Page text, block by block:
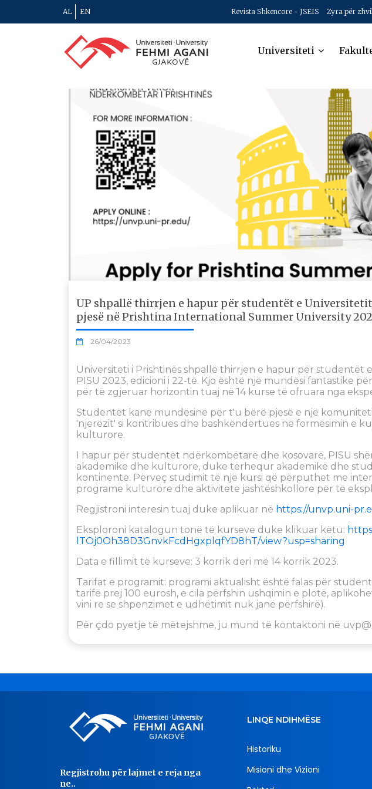
AL EN Revista Shkencore - JSEIS Zyra për
Universiteti
UP shpallë thirrjen e hapur për studentët e
pjesë në Prishtina International Summer University
26/04/2023
Universiteti i Prishtinës shpallë thirrjen e hapur për studentët
PISU 2023, edicioni i 22-të. Kjo është një mundësi fantastike
për të zgjeruar horizontin tuaj në 14 kurse të ofruara nga
Studentët kanë mundësinë për t'u bërë pjesë e një
'njerëzit' si kontribues dhe bashkëndërtues në formësimin e
kulturore.
I hapur për studentët ndërkombëtarë dhe kosovarë, PISU
akademike dhe kulturore, duke tërhequr akademikë dhe
kontinente. Përveç studimit të një kursi që përputhet me
programe kulturore dhe aktivitete jashtëshkollore për të
Regjistroni interesin tuaj duke aplikuar në https://unvp.uni-
Eksploroni katalogun tonë të kurseve duke klikuar këtu:
lTOj0Oh38D3GnvkFcdHgxplqfYD8hT/view?usp=sharing
Data e fillimit të kurseve: 3 korrik deri më 14 korrik 2023.
Tarifat e programit: programi aktualisht është falas për
tarifë prej 100 eurosh, e cila përfshin ushqimin e plotë,
vini re se shpenzimet e udhëtimit nuk janë përfshirë).
Për çdo pyetje të mëtejshme, ju mund të kontaktoni në
Regjistrohu për lajmet e reja nga
ne..
LINQE NDIHMËSE
Historiku
Misioni dhe Vizioni